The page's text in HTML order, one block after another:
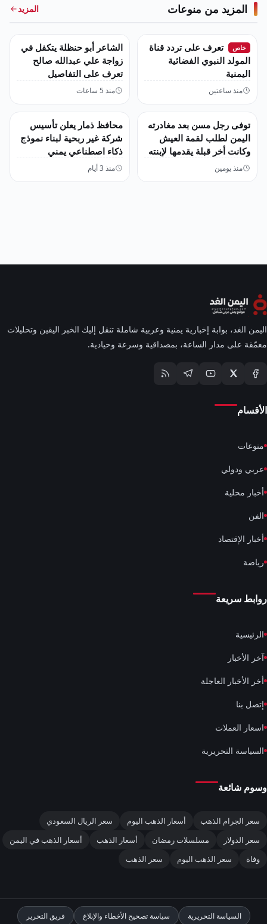
المزيد من منوعات المزيد
منوعات
خاص
تعرف على تردد قناة
المولد النبوي الفضائية
اليمنية
منذ ساعتين
منوعات
الشاعر أبو حنظلة يتكفل في
زواجة علي عبدالله صالح
تعرف على التفاصيل
منذ 5 ساعات
توفى رجل مسن بعد مغادرته
اليمن لطلب لقمة العيش
وكانت أخر قبلة يقدمها لإبنته
منذ يومين
منوعات
محافظ ذمار يعلن تأسيس
شركة غير ربحية لبناء نموذج
ذكاء اصطناعي يمني
منذ 3 أيام
اليمن الغد، بوابة إخبارية يمنية وعربية شاملة تنقل إليك الخبر اليقين وتحليلات
معمّقة على مدار الساعة، بمصداقية وسرعة وحيادية.
الأقسام
منوعات
عربي ودولي
أخبار محلية
الفن
أخبار الإقتصاد
رياضة
روابط سريعة
الرئيسية
آخر الأخبار
أخر الأخبار العاجلة
إتصل بنا
اسعار العملات
السياسة التحريرية
وسوم شائعة
سعر الجرام الذهب أسعار الذهب اليوم
سعر الريال السعودي
سعر الدولار
مسلسلات رمضان أسعار الذهب
أسعار الذهب في اليمن
وفاة
سعر الذهب اليوم سعر الذهب
السياسة التحريرية سياسة تصحيح الأخطاء والإبلاغ فريق التحرير